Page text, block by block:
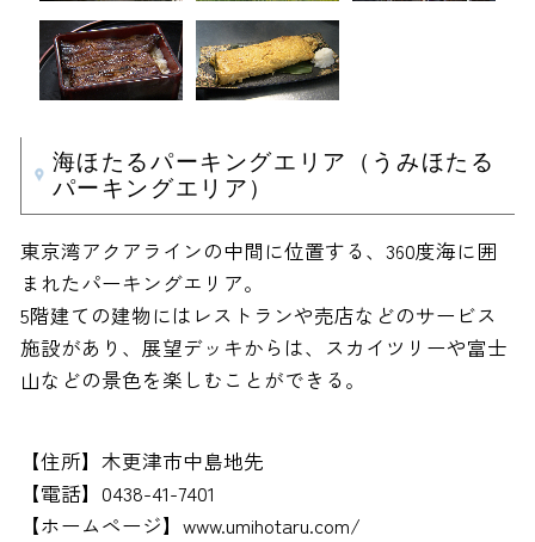
海ほたるパーキングエリア（うみほたる
パーキングエリア）
東京湾アクアラインの中間に位置する、360度海に囲
まれたパーキングエリア。
5階建ての建物にはレストランや売店などのサービス
施設があり、展望デッキからは、スカイツリーや富士
山などの景色を楽しむことができる。
【住所】木更津市中島地先
【電話】0438-41-7401
【ホームページ】www.umihotaru.com/